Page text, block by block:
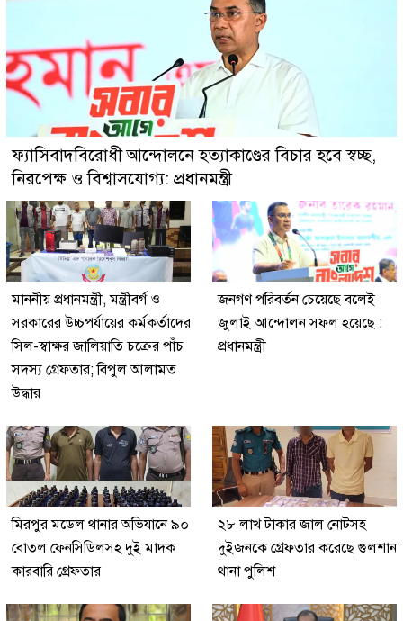
ফ্যাসিবাদবিরোধী আন্দোলনে হত্যাকাণ্ডের বিচার হবে স্বচ্ছ,
নিরপেক্ষ ও বিশ্বাসযোগ্য: প্রধানমন্ত্রী
মাননীয় প্রধানমন্ত্রী, মন্ত্রীবর্গ ও
সরকারের উচ্চপর্যায়ের কর্মকর্তাদের
সিল-স্বাক্ষর জালিয়াতি চক্রের পাঁচ
সদস্য গ্রেফতার; বিপুল আলামত
উদ্ধার
জনগণ পরিবর্তন চেয়েছে বলেই
জুলাই আন্দোলন সফল হয়েছে :
প্রধানমন্ত্রী
মিরপুর মডেল থানার অভিযানে ৯০
বোতল ফেনসিডিলসহ দুই মাদক
কারবারি গ্রেফতার
২৮ লাখ টাকার জাল নোটসহ
দুইজনকে গ্রেফতার করেছে গুলশান
থানা পুলিশ